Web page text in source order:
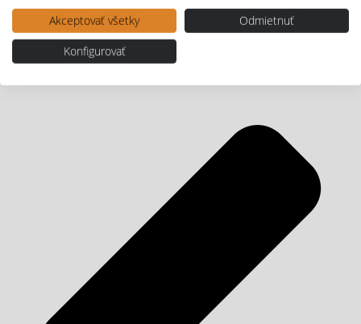
Akceptovať všetky
Odmietnuť
Konfigurovať